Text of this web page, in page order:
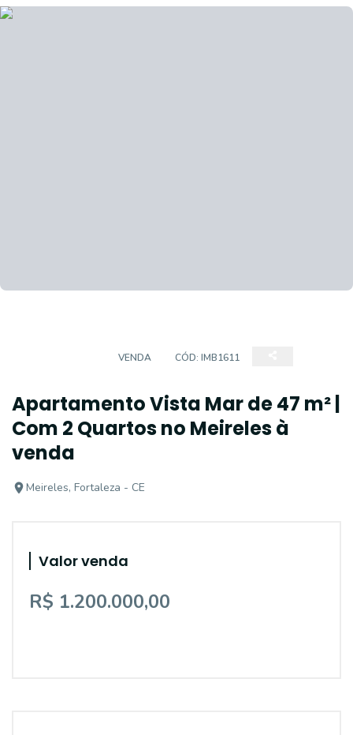
VENDA CÓD: IMB1611
Apartamento Vista Mar de 47 m² |
Com 2 Quartos no Meireles à
venda
Meireles, Fortaleza - CE
Valor venda
R$ 1.200.000,00